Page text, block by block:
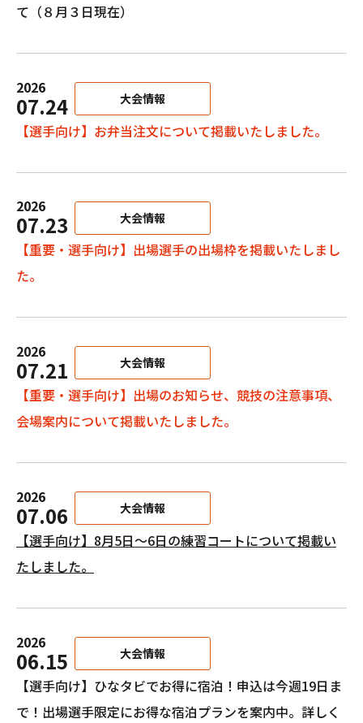
て（８月３日現在）
2026
07.24 大会情報
【選手向け】お弁当注文について掲載いたしました。
2026
07.23 大会情報
【重要・選手向け】出場選手の出場枠を掲載いたしまし
た。
2026
07.21 大会情報
【重要・選手向け】出場のお知らせ、競技の注意事項、
会場案内について掲載いたしました。
2026
07.06 大会情報
【選手向け】8月5日～6日の練習コートについて掲載い
たしました。
2026
06.15 大会情報
【選手向け】ひなタビでお得に宿泊！申込は今週19日ま
で！出場選手限定にお得な宿泊プランを案内中。詳しく